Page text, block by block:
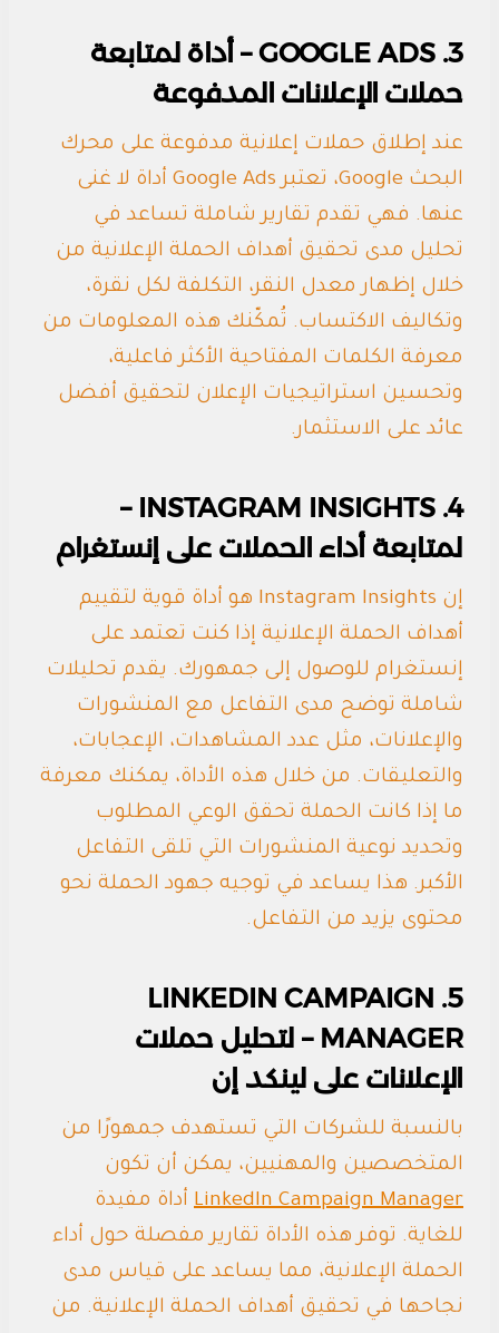
3. GOOGLE ADS – أداة لمتابعة
حملات الإعلانات المدفوعة
عند إطلاق حملات إعلانية مدفوعة على محرك
البحث Google، تعتبر Google Ads أداة لا غنى
عنها. فهي تقدم تقارير شاملة تساعد في
تحليل مدى تحقيق أهداف الحملة الإعلانية من
خلال إظهار معدل النقر، التكلفة لكل نقرة،
وتكاليف الاكتساب. تُمكّنك هذه المعلومات من
معرفة الكلمات المفتاحية الأكثر فاعلية،
وتحسين استراتيجيات الإعلان لتحقيق أفضل
عائد على الاستثمار.
4. INSTAGRAM INSIGHTS –
لمتابعة أداء الحملات على إنستغرام
إن Instagram Insights هو أداة قوية لتقييم
أهداف الحملة الإعلانية إذا كنت تعتمد على
إنستغرام للوصول إلى جمهورك. يقدم تحليلات
شاملة توضح مدى التفاعل مع المنشورات
والإعلانات، مثل عدد المشاهدات، الإعجابات،
والتعليقات. من خلال هذه الأداة، يمكنك معرفة
ما إذا كانت الحملة تحقق الوعي المطلوب
وتحديد نوعية المنشورات التي تلقى التفاعل
الأكبر. هذا يساعد في توجيه جهود الحملة نحو
محتوى يزيد من التفاعل.
5. LINKEDIN CAMPAIGN
MANAGER – لتحليل حملات
الإعلانات على لينكد إن
بالنسبة للشركات التي تستهدف جمهورًا من
المتخصصين والمهنيين، يمكن أن تكون
LinkedIn Campaign Manager أداة مفيدة
للغاية. توفر هذه الأداة تقارير مفصلة حول أداء
الحملة الإعلانية، مما يساعد على قياس مدى
نجاحها في تحقيق أهداف الحملة الإعلانية. من